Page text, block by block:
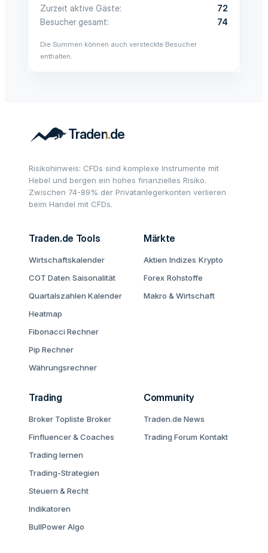
Zurzeit aktive Gäste
72
Besucher gesamt
74
Die Summen können auch versteckte Besucher
enthalten.
Risikohinweis: CFDs sind komplexe Instrumente mit
Hebel und bergen ein hohes finanzielles Risiko.
Zwischen 74-89% der Privatanlegerkonten verlieren
beim Handel mit CFDs.
Traden.de Tools
Wirtschaftskalender
COT Daten Saisonalität
Quartalszahlen Kalender
Heatmap
Fibonacci Rechner
Pip Rechner
Währungsrechner
Märkte
Aktien Indizes Krypto
Forex Rohstoffe
Makro & Wirtschaft
Trading
Broker Topliste Broker
Finfluencer & Coaches
Trading lernen
Trading-Strategien
Steuern & Recht
Indikatoren
BullPower Algo
Community
Traden.de News
Trading Forum Kontakt